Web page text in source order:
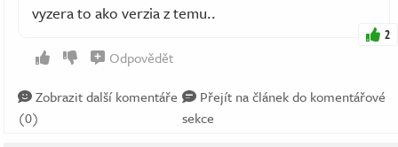
vyzera to ako verzia z temu..
2
Odpovědět
Zobrazit další komentáře
(0)
Přejít na článek do komentářové
sekce